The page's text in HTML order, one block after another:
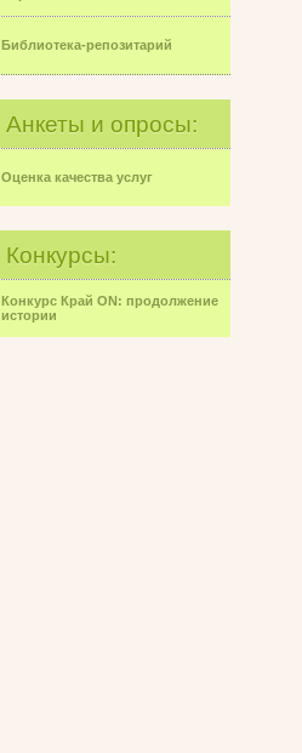
Библиотека-репозитарий
Анкеты и опросы:
Оценка качества услуг
Конкурсы:
Конкурс Край ON: продолжение
истории